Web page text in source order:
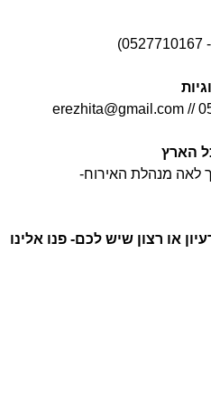
הארץ
לאה מנהלת האירוח-
רצון שיש לכם- פנו אלינו